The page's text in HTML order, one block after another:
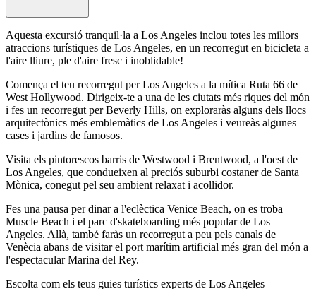
Aquesta excursió tranquil·la a Los Angeles inclou totes les millors
atraccions turístiques de Los Angeles, en un recorregut en bicicleta a
l'aire lliure, ple d'aire fresc i inoblidable!
Comença el teu recorregut per Los Angeles a la mítica Ruta 66 de
West Hollywood. Dirigeix-te a una de les ciutats més riques del món
i fes un recorregut per Beverly Hills, on exploraràs alguns dels llocs
arquitectònics més emblemàtics de Los Angeles i veureàs algunes
cases i jardins de famosos.
Visita els pintorescos barris de Westwood i Brentwood, a l'oest de
Los Angeles, que condueixen al preciós suburbi costaner de Santa
Mònica, conegut pel seu ambient relaxat i acollidor.
Fes una pausa per dinar a l'eclèctica Venice Beach, on es troba
Muscle Beach i el parc d'skateboarding més popular de Los
Angeles. Allà, també faràs un recorregut a peu pels canals de
Venècia abans de visitar el port marítim artificial més gran del món a
l'espectacular Marina del Rey.
Escolta com els teus guies turístics experts de Los Angeles